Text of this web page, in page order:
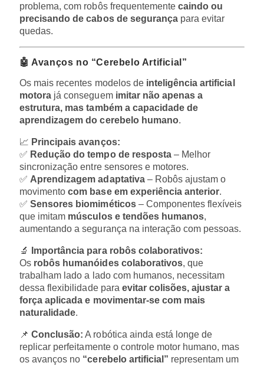
problema, com robôs frequentementecaindo ou
precisando de cabos de segurançapara evitar
quedas.
🤖 Avanços no “Cerebelo Artificial”
Os mais recentes modelos de inteligência artificial
motora já conseguem imitar não apenas a
estrutura, mas também a capacidade de
aprendizagem do cerebelo humano.
📈 Principais avanços:
✅ Redução do tempo de resposta– Melhor
sincronização entre sensores e motores.
✅ Aprendizagem adaptativa– Robôs ajustam o
movimentocom base em experiência anterior.
✅Sensores biomiméticos– Componentes flexíveis
que imitam músculos e tendões humanos,
aumentando a segurança na interação com pessoas.
🔬
Importância para robôs colaborativos:
Os robôs humanóides colaborativos, que
trabalham lado a lado com humanos, necessitam
dessa flexibilidade para evitar colisões, ajustar a
força aplicada e movimentar-se com mais
naturalidade.
📌Conclusão: A robótica ainda está longe de
replicar perfeitamente o controle motor humano, mas
os avanços no “cerebelo artificial” representam um